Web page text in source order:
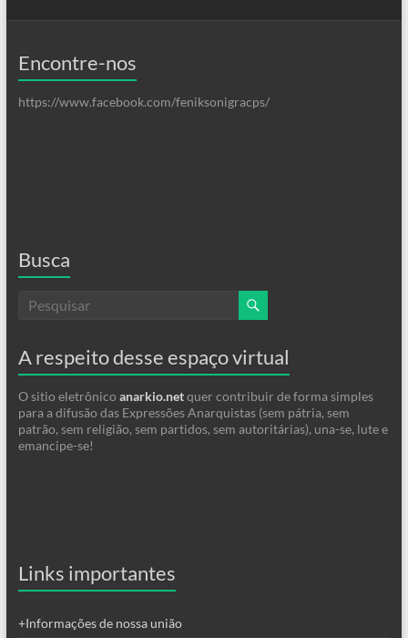
Encontre-nos
https://www.facebook.com/feniksonigracps/
Busca
A respeito desse espaço virtual
O sitio eletrônico anarkio.netquer contribuir de forma simples
para a difusão das Expressões Anarquistas (sem pátria, sem
patrão, sem religião, sem partidos, sem autoritárias), una-se, lute e
emancipe-se!
Links importantes
+Informações de nossa união